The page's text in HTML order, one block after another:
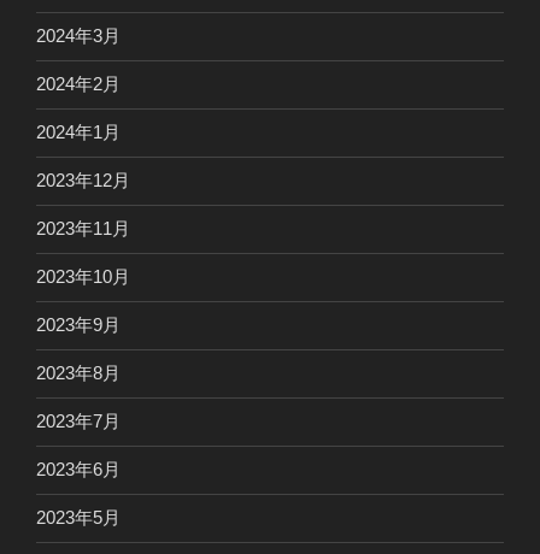
2024年3月
2024年2月
2024年1月
2023年12月
2023年11月
2023年10月
2023年9月
2023年8月
2023年7月
2023年6月
2023年5月